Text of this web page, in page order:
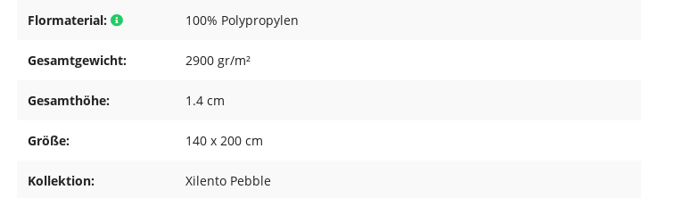
Flormaterial: 100% Polypropylen
Gesamtgewicht: 2900 gr/m²
Gesamthöhe: 1.4 cm
Größe: 140 x 200 cm
Kollektion: Xilento Pebble